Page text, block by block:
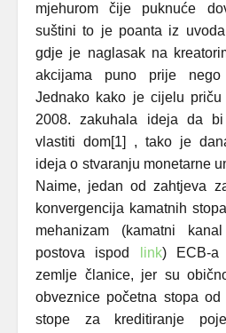
mjehurom čije puknuće
suštini to je poanta iz
gdje je naglasak na
akcijama puno prije
Jednako kako je cijelu
2008. zakuhala ideja da
vlastiti dom[1]
, tako je
ideja o stvaranju monetarne
Naime, jedan od zahtjeva
konvergencija kamatnih
mehanizam (kamatni
postova ispod
link) ECB-a
zemlje članice, jer su
obveznice početna stopa
stope za kreditiranje